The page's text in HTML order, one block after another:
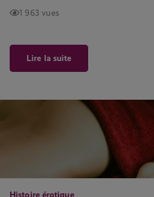
1 963 vues
Lire la suite
Histoire érotique